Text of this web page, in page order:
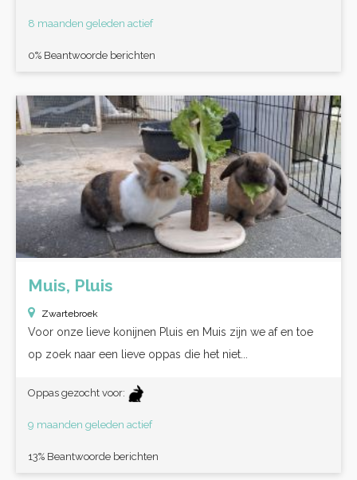
8 maanden geleden actief
0% Beantwoorde berichten
Muis, Pluis
Zwartebroek
Voor onze lieve konijnen Pluis en Muis zijn we af en toe
op zoek naar een lieve oppas die het niet...
Oppas gezocht voor:
9 maanden geleden actief
13% Beantwoorde berichten